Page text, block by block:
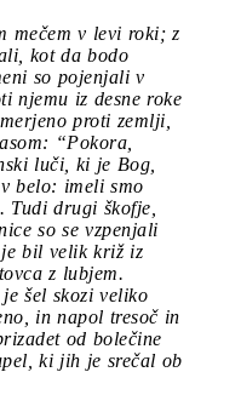
mečem v levi roki; z
kot da bodo
so pojenjali v
njemu iz desne roke
proti zemlji,
“Pokora,
luči, ki je Bog,
belo: imeli smo
Tudi drugi škofje,
so se vzpenjali
bil velik križ iz
z lubjem.
šel skozi veliko
in napol tresoč in
od bolečine
ki jih je srečal ob